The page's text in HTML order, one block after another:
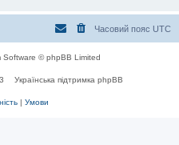
Часовий пояс UTC
Software © phpBB Limited
Українська підтримка phpBB
| Умови